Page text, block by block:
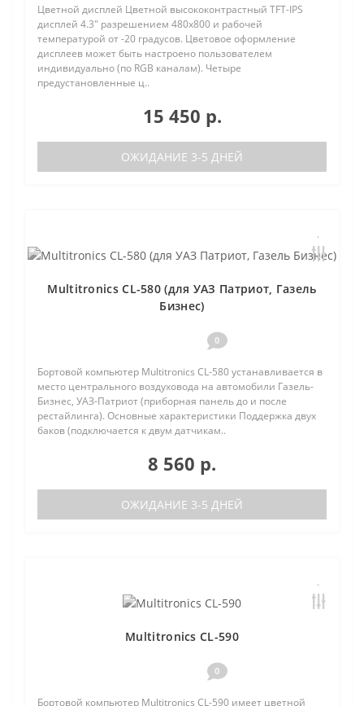
Цветной дисплей Цветной высококонтрастный TFT-IPS
дисплей 4.3" разрешением 480х800 и рабочей
температурой от -20 градусов. Цветовое оформление
дисплеев может быть настроено пользователем
индивидуально (по RGB каналам). Четыре
предустановленные ц..
15 450 р.
ОЖИДАНИЕ 3-5 ДНЕЙ
Multitronics CL-580 (для УАЗ Патриот, Газель
Бизнес)
0
Бортовой компьютер Multitronics CL-580 устанавливается в
место центрального воздуховода на автомобили Газель-
Бизнес, УАЗ-Патриот (приборная панель до и после
рестайлинга). Основные характеристики Поддержка двух
баков (подключается к двум датчикам..
8 560 р.
ОЖИДАНИЕ 3-5 ДНЕЙ
Multitronics CL-590
0
Бортовой компьютер Multitronics CL-590 имеет цветной